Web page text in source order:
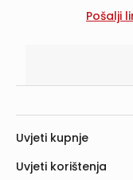
Uvjeti kupnje
Uvjeti korištenja